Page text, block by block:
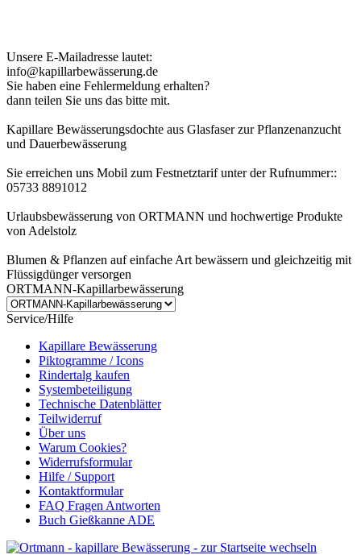
Unsere E-Mailadresse lautet:
info@kapillarbewässerung.de
Sie haben eine Fehlermeldung erhalten?
dann teilen Sie uns das bitte mit.
Kapillare Bewässerungsdochte aus Glasfaser zur Pflanzenanzucht
und Dauerbewässerung
Sie erreichen uns Mobil zum Festnetztarif unter der Rufnummer::
05733 8891012
Urlaubsbewässerung von ORTMANN und hochwertige Produkte
von Adelstolz
Blumen & Pflanzen auf einfache Art bewässern und gleichzeitig mit
Flüssigdünger versorgen
ORTMANN-Kapillarbewässerung
Service/Hilfe
Kapillare Bewässerung
Piktogramme / Icons
Rindertalg kaufen
Systembeteiligung
Technische Datenblätter
Teilwiderruf
Über uns
Warum Cookies?
Widerrufsformular
Hilfe / Support
Kontaktformular
FAQ Fragen Antworten
Buch Gießkanne ADE